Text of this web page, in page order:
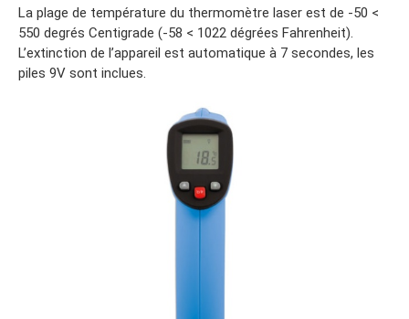
La plage de température du thermomètre laser est de -50 <
550 degrés Centigrade (-58 < 1022 dégrées Fahrenheit).
L’extinction de l’appareil est automatique à 7 secondes, les
piles 9V sont inclues.